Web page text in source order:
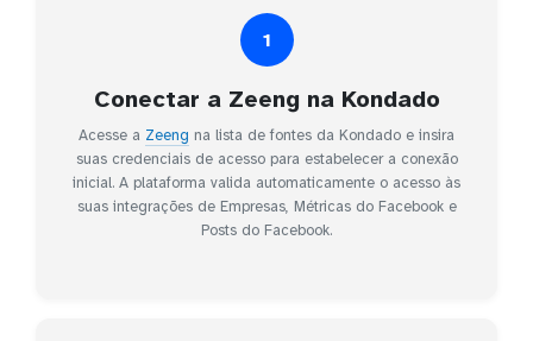
1
Conectar a Zeeng na Kondado
Acesse a Zeeng na lista de fontes da Kondado e insira
suas credenciais de acesso para estabelecer a conexão
inicial. A plataforma valida automaticamente o acesso às
suas integrações de Empresas, Métricas do Facebook e
Posts do Facebook.